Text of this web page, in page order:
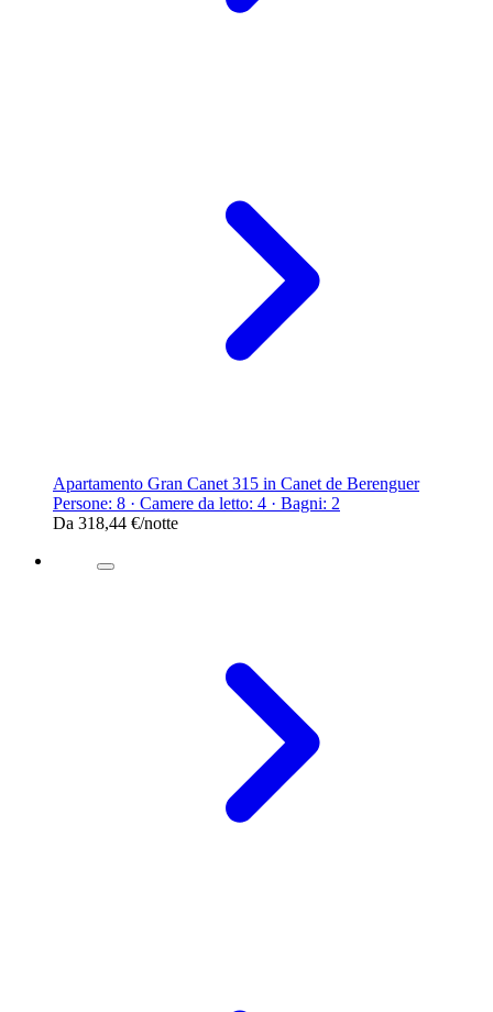
Apartamento Gran Canet 315 in Canet de Berenguer
Persone: 8 · Camere da letto: 4 · Bagni: 2
Da 318,44 €/notte